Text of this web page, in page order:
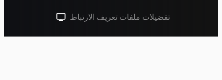
تفضيلات ملفات تعريف الارتباط سمة النظام (انقر للفاتحة)